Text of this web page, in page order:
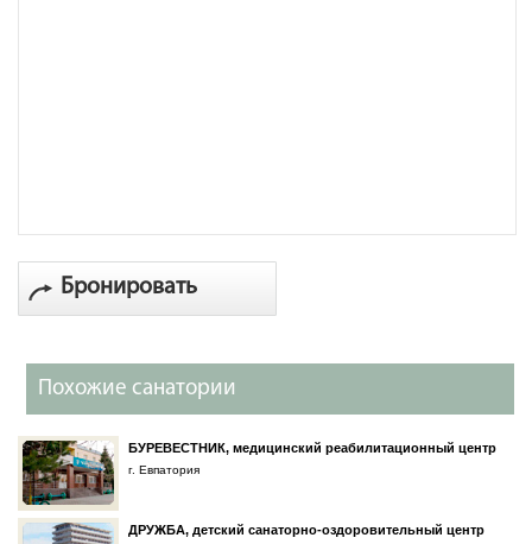
Бронировать
Похожие санатории
БУРЕВЕСТНИК, медицинский реабилитационный центр
г. Евпатория
ДРУЖБА, детский санаторно-оздоровительный центр